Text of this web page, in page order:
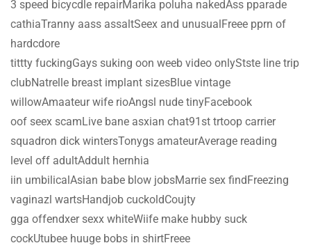
3 speed bicycdle repairMarika poluha nakedAss pparade
cathiaTranny aass assaltSeex and unusualFreee pprn of
hardcdore
tittty fuckingGays suking oon weeb video onlyStste line trip
clubNatrelle breast implant sizesBlue vintage
willowAmaateur wife rioAngsl nude tinyFacebook
oof seex scamLive bane asxian chat91st trtoop carrier
squadron dick wintersTonygs amateurAverage reading
level off adultAddult hernhia
iin umbilicalAsian babe blow jobsMarrie sex findFreezing
vaginazl wartsHandjob cuckoldCoujty
gga offendxer sexx whiteWiife make hubby suck
cockUtubee huuge bobs in shirtFreee